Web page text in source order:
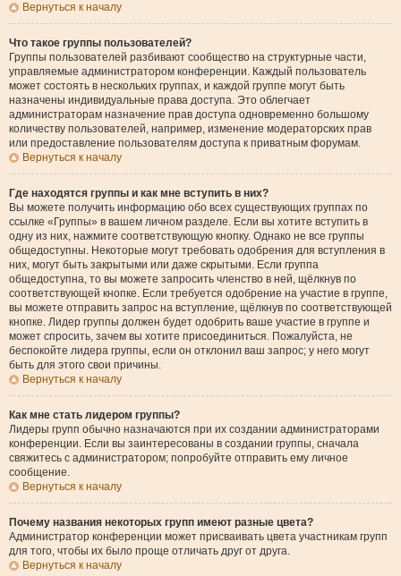
Вернуться к началу
Что такое группы пользователей?
Группы пользователей разбивают сообщество на структурные части,
управляемые администратором конференции. Каждый пользователь
может состоять в нескольких группах, и каждой группе могут быть
назначены индивидуальные права доступа. Это облегчает
администраторам назначение прав доступа одновременно большому
количеству пользователей, например, изменение модераторских прав
или предоставление пользователям доступа к приватным форумам.
Вернуться к началу
Где находятся группы и как мне вступить в них?
Вы можете получить информацию обо всех существующих группах по
ссылке «Группы» в вашем личном разделе. Если вы хотите вступить в
одну из них, нажмите соответствующую кнопку. Однако не все группы
общедоступны. Некоторые могут требовать одобрения для вступления в
них, могут быть закрытыми или даже скрытыми. Если группа
общедоступна, то вы можете запросить членство в ней, щёлкнув по
соответствующей кнопке. Если требуется одобрение на участие в группе,
вы можете отправить запрос на вступление, щёлкнув по соответствующей
кнопке. Лидер группы должен будет одобрить ваше участие в группе и
может спросить, зачем вы хотите присоединиться. Пожалуйста, не
беспокойте лидера группы, если он отклонил ваш запрос; у него могут
быть для этого свои причины.
Вернуться к началу
Как мне стать лидером группы?
Лидеры групп обычно назначаются при их создании администраторами
конференции. Если вы заинтересованы в создании группы, сначала
свяжитесь с администратором; попробуйте отправить ему личное
сообщение.
Вернуться к началу
Почему названия некоторых групп имеют разные цвета?
Администратор конференции может присваивать цвета участникам групп
для того, чтобы их было проще отличать друг от друга.
Вернуться к началу